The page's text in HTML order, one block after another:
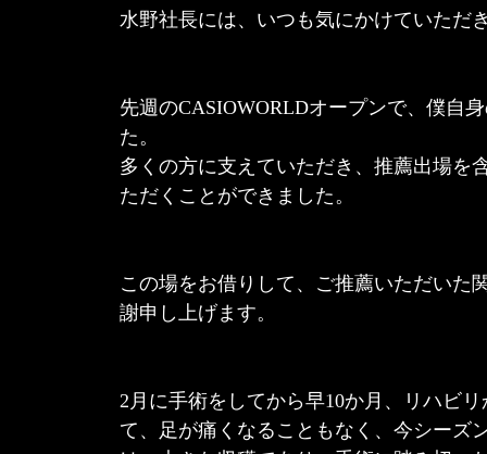
水野社長には、いつも気にかけていただ
先週のCASIOWORLDオープンで、僕自
た。
多くの方に支えていただき、推薦出場を
ただくことができました。
この場をお借りして、ご推薦いただいた
謝申し上げます。
2月に手術をしてから早10か月、リハビ
て、足が痛くなることもなく、今シーズ